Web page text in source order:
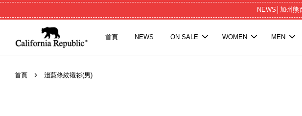
NEWS│加州熊
首頁 NEWS ON SALE WOMEN MEN
首頁 › 淺藍條紋襯衫(男)